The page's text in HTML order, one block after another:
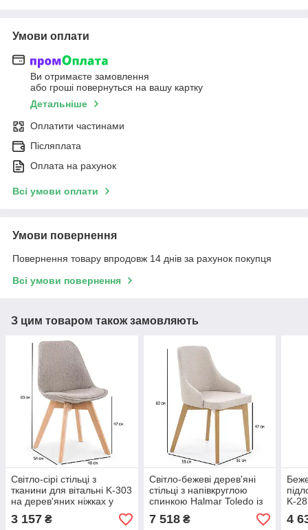
Умови оплати
Ви отримаєте замовлення
або гроші повернуться на вашу картку
Детальніше
Оплатити частинами
Післяплата
Оплата на рахунок
Всі умови оплати
Умови повернення
Повернення товару впродовж 14 днів за рахунок покупця
Всі умови повернення
З цим товаром також замовляють
Світло-сірі стільці з
тканини для вітальні K-303
на дерев'яних ніжках у
скандинавському стилі
3 157 ₴
Світло-бежеві дерев'яні
стільці з напівкруглою
спинкою Halmar Toledo із
тканини на ніжках дуб
медовий у вітальню
7 518₴
K-
4